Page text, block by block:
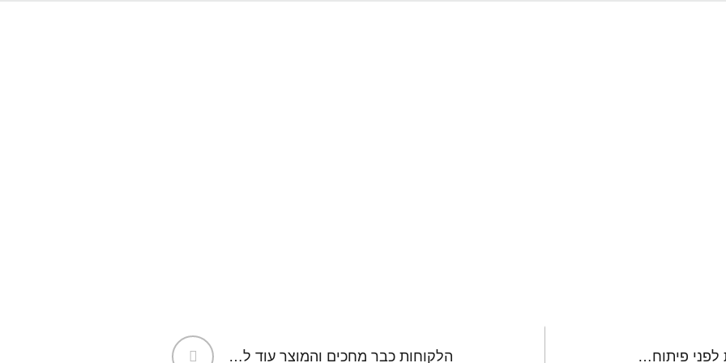
5 היבטים שחשוב לדעת לפני פיתוח מיזם תוכנה מוצלח הלקוחות כבר מחכים והמוצר עוד לא מוכן ?